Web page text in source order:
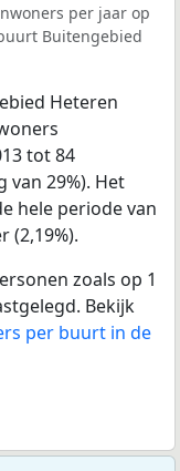
per jaar op
Buitengebied
Heteren
tot 84
van 29%). Het
hele periode van
(2,19%).
zoals op 1
Bekijk
per buurt in de